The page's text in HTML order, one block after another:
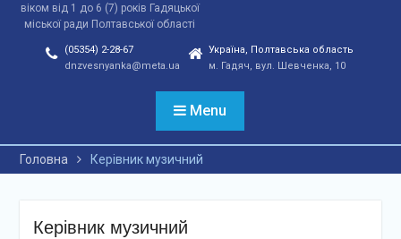
віком від 1 до 6 (7) років Гадяцької
міської ради Полтавської області
(05354) 2-28-67
dnzvesnyanka@meta.ua
Україна, Полтавська область
м. Гадяч, вул. Шевченка, 10
Menu
Головна Керівник музичний
Керівник музичний